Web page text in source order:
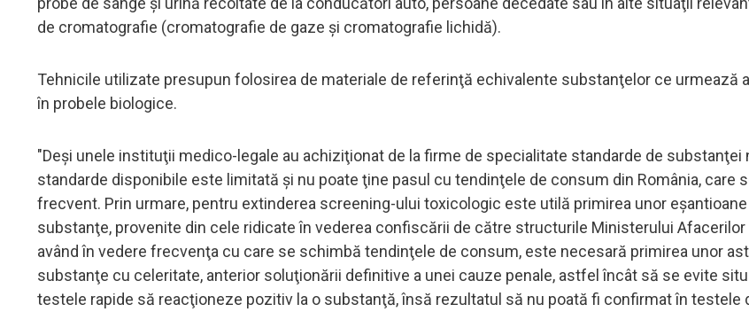
de cromatografie (cromatografie de gaze şi cromatografie lichidă).
Tehnicile utilizate presupun folosirea de materiale de referinţă echivalente substanţelor ce urmează
în probele biologice.
"Deşi unele instituţii medico-legale au achiziţionat de la firme de specialitate standarde de substanţei
standarde disponibile este limitată şi nu poate ţine pasul cu tendinţele de consum din România, care
frecvent. Prin urmare, pentru extinderea screening-ului toxicologic este utilă primirea unor
substanţe, provenite din cele ridicate în vederea confiscării de către structurile Ministerului Afacerilor
având în vedere frecvenţa cu care se schimbă tendinţele de consum, este necesară primirea unor
substanţe cu celeritate, anterior soluţionării definitive a unei cauze penale, astfel încât să se evite
testele rapide să reacţioneze pozitiv la o substanţă, însă rezultatul să nu poată fi confirmat în testele